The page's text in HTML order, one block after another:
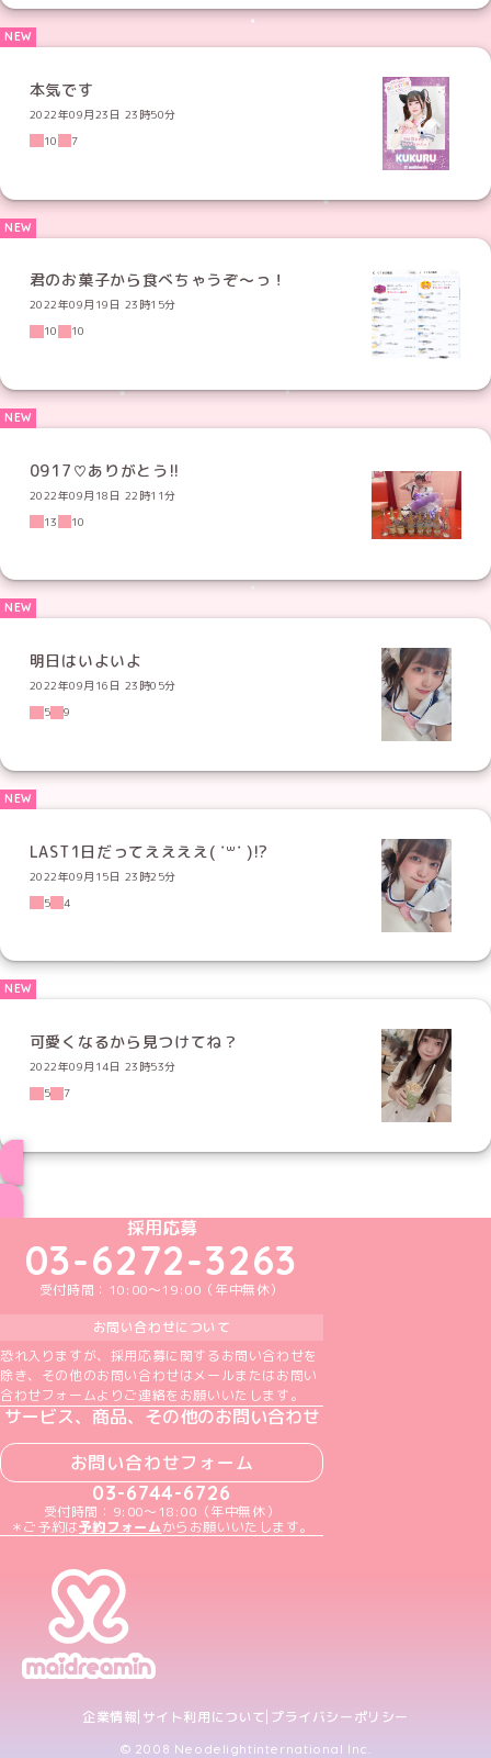
本気です
2022年09月23日 23時50分
10
7
君のお菓子から食べちゃうぞ〜っ！
2022年09月19日 23時15分
10
10
0917♡ありがとう!!
2022年09月18日 22時11分
13
10
明日はいよいよ
2022年09月16日 23時05分
5
9
LAST1日だってええええ( ˙꒳​˙ )!?
2022年09月15日 23時25分
5
4
可愛くなるから見つけてね？
2022年09月14日 23時53分
5
7
めいどりーみんTikTok公式アカウント
めいどりーみんX公式アカウント
めいどりーみんInstagram公式アカウント
めいどりーみんFacebook公式アカウン
めいどりーみんYouTube公式アカ
採用応募
03-6272-3263
受付時間：10:00～19:00（年中無休）
お問い合わせについて
恐れ入りますが、採用応募に関するお問い合わせを
除き、その他のお問い合わせはメールまたはお問い
合わせフォームよりご連絡をお願いいたします。
サービス、商品、その他のお問い合わせ
お問い合わせフォーム
03-6744-6726
受付時間：9:00～18:00（年中無休）
＊ご予約は予約フォームからお願いいたします。
企業情報 サイト利用について プライバシーポリシー
© 2008 Neodelightinternational Inc.